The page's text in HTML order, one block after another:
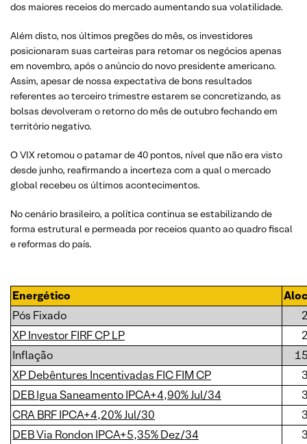
dos maiores receios do mercado aumentando sua volatilidade.
Além disto, nos últimos pregões do mês, os investidores
posicionaram suas carteiras para retomar os negócios apenas
em novembro, após o anúncio do novo presidente americano.
Assim, apesar de nossa expectativa de bons resultados
referentes ao terceiro trimestre estarem se concretizando, as
bolsas devolveram o retorno do mês de outubro fechando em
território negativo.
O VIX retomou o patamar de 40 pontos, nível que não era visto
desde junho, reafirmando a incerteza com a qual o mercado
global recebeu os últimos acontecimentos.
No cenário brasileiro, a política continua se estabilizando de
forma estrutural e permeada por receios quanto ao quadro fiscal
e reformas do país.
Energético
Pós Fixado
XP Investor FIRF CP LP
Inflação
XP Debêntures Incentivadas FIC FIM CP
DEB Igua Saneamento IPCA+4,90% Jul/34
CRA BRF IPCA+4,20% Jul/30
DEB Via Rondon IPCA+5,35% Dez/34